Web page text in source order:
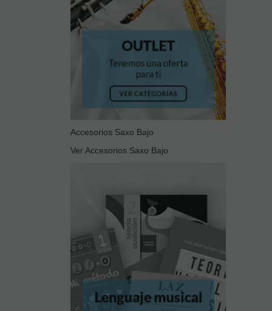
Accesorios Saxo Bajo
Ver Accesorios Saxo Bajo